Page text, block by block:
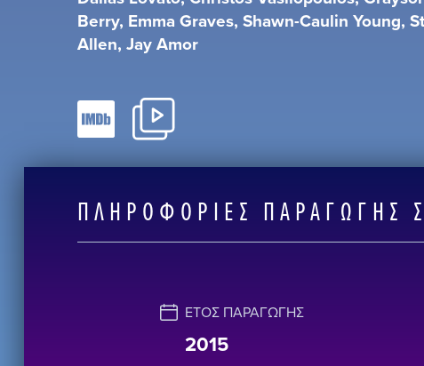
Berry, Emma Graves, Shawn-Caulin Young,
Allen, Jay Amor
ΠΛΗΡΟΦΟΡΊΕΣ ΠΑΡΑΓΩΓΉΣ
ΈΤΟΣ ΠΑΡΑΓΩΓΉΣ
2015